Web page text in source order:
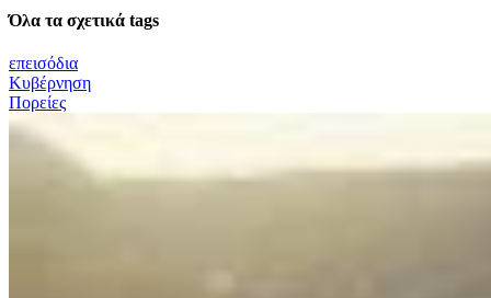
Όλα τα σχετικά tags
επεισόδια
Κυβέρνηση
Πορείες